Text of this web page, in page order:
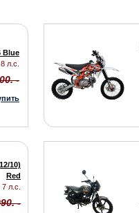
Blue
л.с.
-
10)
Red
л.с.
-